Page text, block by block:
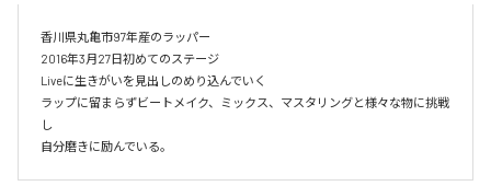
香川県丸亀市97年産のラッパー
2016年3月27日初めてのステージ
Liveに生きがいを見出しのめり込んでいく
ラップに留まらずビートメイク、ミックス、マスタリングと様々な物に挑戦
し
自分磨きに励んでいる。